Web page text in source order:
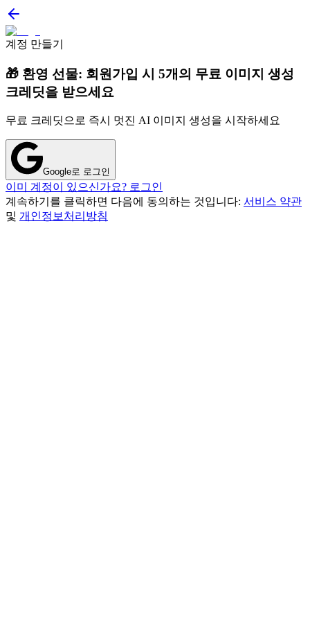
계정 만들기
🎁 환영 선물: 회원가입 시 5개의 무료 이미지 생성
크레딧을 받으세요
무료 크레딧으로 즉시 멋진 AI 이미지 생성을 시작하세요
Google로 로그인
이미 계정이 있으신가요? 로그인
계속하기를 클릭하면 다음에 동의하는 것입니다: 서비스 약관
및 개인정보처리방침